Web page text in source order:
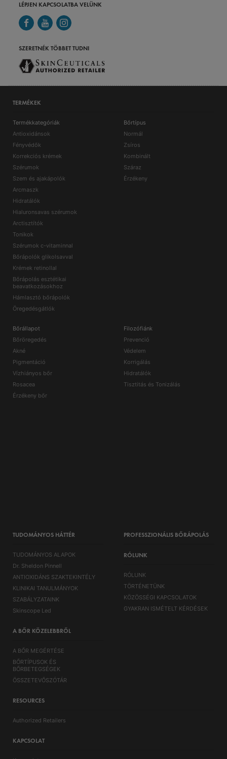
LÉPJEN KAPCSOLATBA VELÜNK
SZERETNÉK TÖBBET TUDNI
TERMÉKEK
Termékkategóriák
Antioxidánsok
Fényvédők
Korrekciós krémek
Szérumok
Szem és ajakápolók
Arcmaszk
Hidratálók
Hialuronsavas szérumok
Arctisztítók
Tonikok
Szérumok c-vitaminnal
Bőrápolók glikolsavval
Krémek retinollal
Bőrápolás esztétikai
beavatkozásokhoz
Hámlasztó bőrápolók
Öregedésgátlók
Bőrtípus
Normál
Zsíros
Kombinált
Száraz
Érzékeny
Bőrállapot
Bőröregedés
Akné
Pigmentáció
Vízhiányos bőr
Rosacea
Érzékeny bőr
Filozófiánk
Prevenció
Védelem
Korrigálás
Hidratálók
Tisztitás és Tonizálás
TUDOMÁNYOS HÁTTÉR
TUDOMÁNYOS ALAPOK
Dr. Sheldon Pinnell
ANTIOXIDÁNS SZAKTEKINTÉLY
KLINIKAI TANULMÁNYOK
SZABÁLYZATAINK
Skinscope Led
A BŐR KÖZELEBBRŐL
A BŐR MEGÉRTÉSE
BŐRTÍPUSOK ÉS
BŐRBETEGSÉGEK
ÖSSZETEVŐSZÓTÁR
PROFESSZIONÁLIS BŐRÁPOLÁS
RÓLUNK
RÓLUNK
TÖRTÉNETÜNK
KÖZÖSSÉGI KAPCSOLATOK
GYAKRAN ISMÉTELT KÉRDÉSEK
RESOURCES
Authorized Retailers
KAPCSOLAT